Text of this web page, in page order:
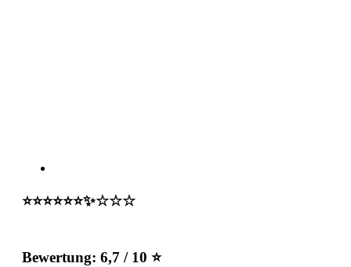
⭐️⭐️⭐️⭐️⭐️⭐️✨☆☆☆
Bewertung: 6,7 / 10 ⭐